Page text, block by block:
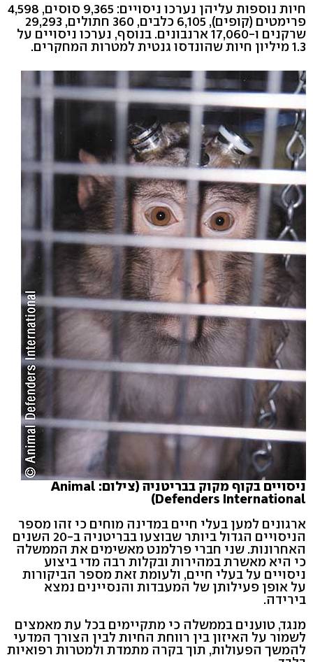
חיות נוספות עליהן נערכו ניסויים: 9,365 סוסים, 4,598
פרימטים (קופים), 6,105 כלבים, 360 חתולים, 29,293
שרקנים ו-17,060 ארנבונים. בנוסף, נערכו ניסויים על
1.3 מיליון חיות שהונדסו גנטית למטרות המחקרים.
ניסויים בקוף מקוק בבריטניה (צילום: Animal
Defenders International)
ארגונים למען בעלי חיים במדינה מוחים כי זהו מספר
הניסויים הגדול ביותר שבוצעו בבריטניה ב-20 השנים
האחרונות. שני חברי פרלמנט מאשימים את הממשלה
כי היא מאשרת במהירות ובקלות רבה מדי ביצוע
ניסויים על בעלי חיים, ולעומת זאת מספר הביקורות
על אופן פעילותן של המעבדות והנסיינים נמצא
בירידה.
מנגד, טוענים בממשלה כי מתקיימים בכל עת מאמצים
לשמור על האיזון בין רווחת החיות לבין הצורך המדעי
להמשך הפעולות, תוך בקרה מתמדת ולמטרות רפואיות